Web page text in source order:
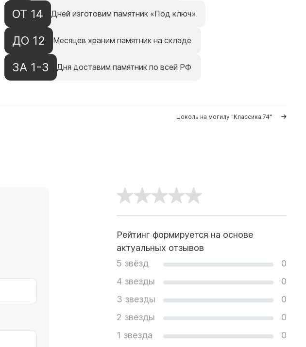
ОТ 14 Дней изготовим памятник «Под ключ»
ДО 12 Месяцев храним памятник на складе
ЗА 1-3 Дня доставим памятник по всей РФ
Цоколь на могилу "Класcика 74"
Рейтинг формируется на основе
актуальных отзывов
5 звёзд
0
4 звезды
0
3 звезды
0
2 звезды
0
1 звезда
0